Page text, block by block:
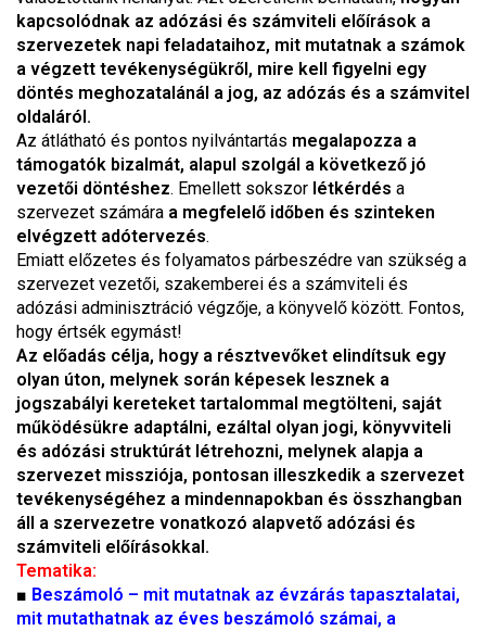
kapcsolódnak az adózási és számviteli előírások a
szervezetek napi feladataihoz, mit mutatnak a számok
a végzett tevékenységükről, mire kell figyelni egy
döntés meghozatalánál a jog, az adózás és a számvitel
oldaláról.
Az átlátható és pontos nyilvántartás megalapozza a
támogatók bizalmát, alapul szolgál a következő jó
vezetői döntéshez. Emellett sokszor létkérdés a
szervezet számára a megfelelő időben és szinteken
elvégzett adótervezés.
Emiatt előzetes és folyamatos párbeszédre van szükség a
szervezet vezetői, szakemberei és a számviteli és
adózási adminisztráció végzője, a könyvelő között. Fontos,
hogy értsék egymást!
Az előadás célja, hogy a résztvevőket elindítsuk egy
olyan úton, melynek során képesek lesznek a
jogszabályi kereteket tartalommal megtölteni, saját
működésükre adaptálni, ezáltal olyan jogi, könyvviteli
és adózási struktúrát létrehozni, melynek alapja a
szervezet missziója, pontosan illeszkedik a szervezet
tevékenységéhez a mindennapokban és összhangban
áll a szervezetre vonatkozó alapvető adózási és
számviteli előírásokkal.
Tematika:
■ Beszámoló – mit mutatnak az évzárás tapasztalatai,
mit mutathatnak az éves beszámoló számai, a